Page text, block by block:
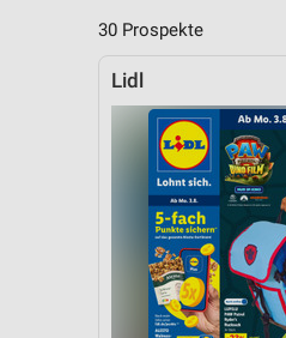
30 Prospekte
Lidl
Funktional